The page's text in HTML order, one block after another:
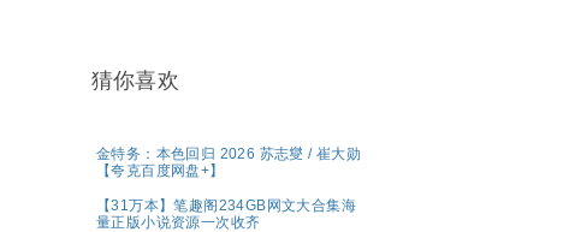
猜你喜欢
金特务：本色回归 2026 苏志燮 / 崔大勋
【夸克百度网盘+】
【31万本】笔趣阁234GB网文大合集海
量正版小说资源一次收齐